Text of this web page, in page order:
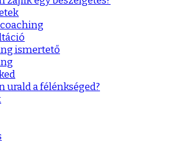
ismertető
urald a félénkséged?